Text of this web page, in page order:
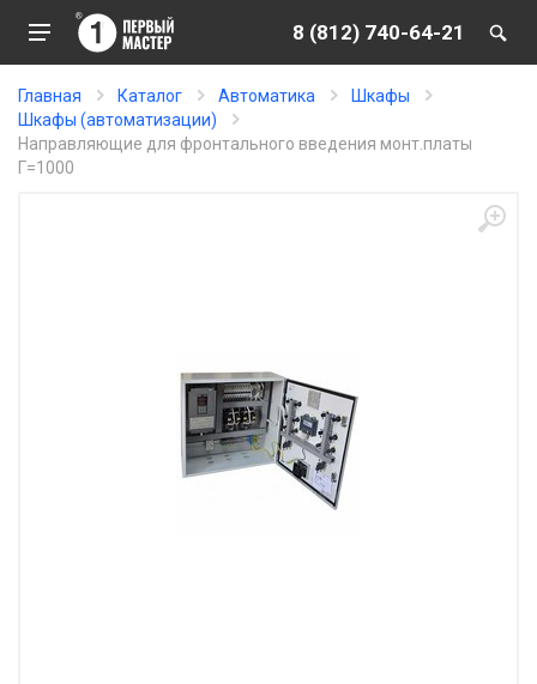
8 (812) 740-64-21
Главная Каталог Автоматика
Шкафы
Шкафы (автоматизации)
Направляющие для фронтального введения монт.платы
Г=1000